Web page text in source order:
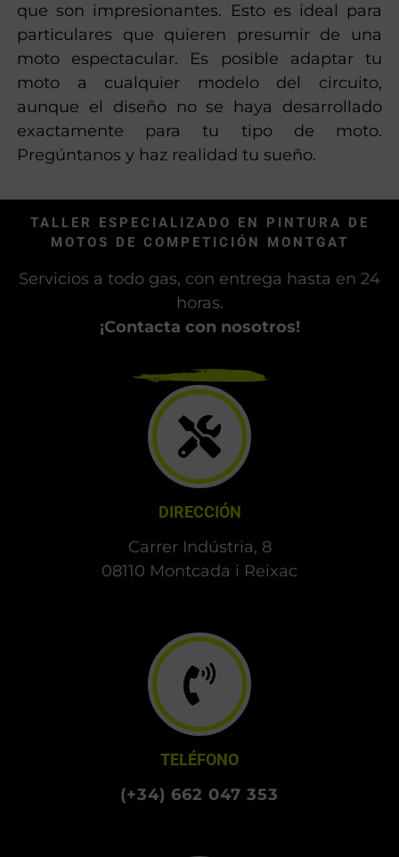
que son impresionantes. Esto es ideal para
particulares que quieren presumir de una
moto espectacular. Es posible adaptar tu
moto a cualquier modelo del circuito,
aunque el diseño no se haya desarrollado
exactamente para tu tipo de moto.
Pregúntanos y haz realidad tu sueño.
TALLER ESPECIALIZADO EN PINTURA DE
MOTOS DE COMPETICIÓN MONTGAT
Servicios a todo gas, con entrega hasta en 24
horas.
¡Contacta con nosotros!
DIRECCIÓN
Carrer Indústria, 8
08110 Montcada i Reixac
TELÉFONO
(+34) 662 047 353